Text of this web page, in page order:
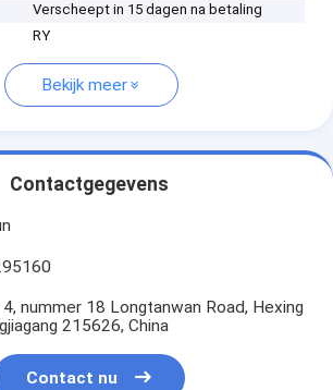
Verscheept in 15 dagen na betaling
RY
Bekijk meer
Contactgegevens
nummer 18 Longtanwan Road, Hexing
215626, China
Contact nu